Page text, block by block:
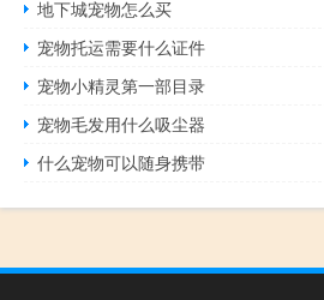
地下城宠物怎么买
宠物托运需要什么证件
宠物小精灵第一部目录
宠物毛发用什么吸尘器
什么宠物可以随身携带